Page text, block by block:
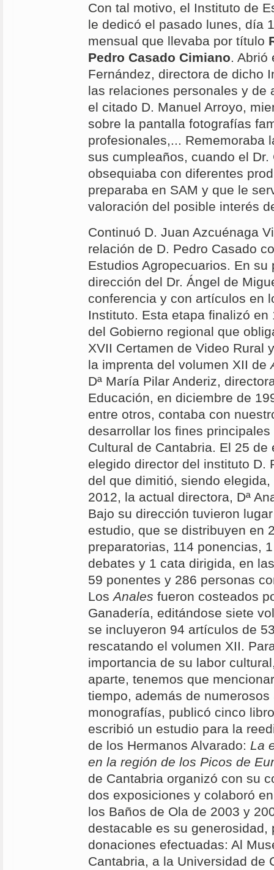
Con tal motivo, el Instituto de
le dedicó el pasado lunes, día
mensual que llevaba por título
Pedro Casado Cimiano. Abrió
Fernández, directora de dicho
las relaciones personales y de
el citado D. Manuel Arroyo,
sobre la pantalla fotografías
profesionales,... Rememoraba
sus cumpleaños, cuando el Dr.
obsequiaba con diferentes
preparaba en SAM y que le
valoración del posible interés
Continuó D. Juan Azcuénaga
relación de D. Pedro Casado
Estudios Agropecuarios. En
dirección del Dr. Ángel de
conferencia y con artículos en
Instituto. Esta etapa finalizó
del Gobierno regional que
XVII Certamen de Video Rural
la imprenta del volumen XII de
Dª María Pilar Anderiz,
Educación, en diciembre de
entre otros, contaba con
desarrollar los fines
Cultural de Cantabria. El 25 de
elegido director del instituto D.
del que dimitió, siendo
2012, la actual directora, Dª
Bajo su dirección tuvieron
estudio, que se distribuyen en
preparatorias, 114 ponencias,
debates y 1 cata dirigida, en
59 ponentes y 286 personas
LosAnales fueron costeados
Ganadería, editándose siete
se incluyeron 94 artículos de
rescatando el volumen XII.
importancia de su labor
aparte, tenemos que
tiempo, además de
monografías, publicó cinco
escribió un estudio para la
de los Hermanos Alvarado: La
en la región de los Picos de
de Cantabria organizó con su
dos exposiciones y colaboró
los Baños de Ola de 2003 y
destacable es su generosidad,
donaciones efectuadas: Al
Cantabria, a la Universidad de